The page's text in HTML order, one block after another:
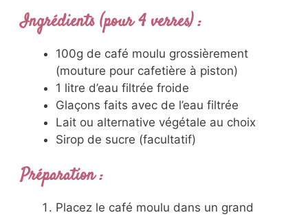
Ingrédients (pour 4 verres) :
100g de café moulu grossièrement
(mouture pour cafetière à piston)
1 litre d’eau filtrée froide
Glaçons faits avec de l’eau filtrée
Lait ou alternative végétale au choix
Sirop de sucre (facultatif)
Préparation :
Placez le café moulu dans un grand